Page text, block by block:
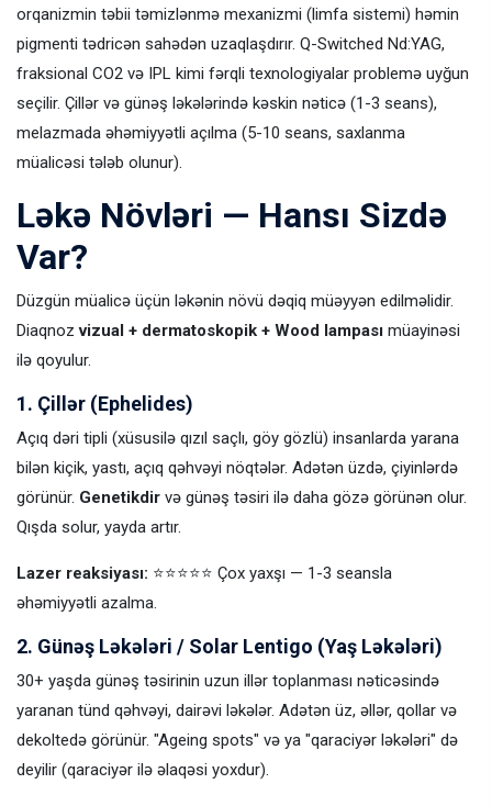
orqanizmin təbii təmizlənmə mexanizmi (limfa sistemi) həmin
pigmenti tədricən sahədən uzaqlaşdırır. Q-Switched Nd:YAG,
fraksional CO2 və IPL kimi fərqli texnologiyalar problemə uyğun
seçilir. Çillər və günəş ləkələrində kəskin nəticə (1-3 seans),
melazmada əhəmiyyətli açılma (5-10 seans, saxlanma
müalicəsi tələb olunur).
Ləkə Növləri — Hansı Sizdə
Var?
Düzgün müalicə üçün ləkənin növü dəqiq müəyyən edilməlidir.
Diaqnozvizual + dermatoskopik + Wood lampası müayinəsi
ilə qoyulur.
1. Çillər (Ephelides)
Açıq dəri tipli (xüsusilə qızıl saçlı, göy gözlü) insanlarda yarana
bilən kiçik, yastı, açıq qəhvəyi nöqtələr. Adətən üzdə, çiyinlərdə
görünür. Genetikdir və günəş təsiri ilə daha gözə görünən olur.
Qışda solur, yayda artır.
Lazer reaksiyası: ⭐⭐⭐⭐⭐ Çox yaxşı — 1-3 seansla
əhəmiyyətli azalma.
2. Günəş Ləkələri / Solar Lentigo (Yaş Ləkələri)
30+ yaşda günəş təsirinin uzun illər toplanması nəticəsində
yaranan tünd qəhvəyi, dairəvi ləkələr. Adətən üz, əllər, qollar və
dekoltedə görünür. "Ageing spots" və ya "qaraciyər ləkələri" də
deyilir (qaraciyər ilə əlaqəsi yoxdur).